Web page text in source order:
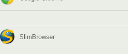
SlimBrowser